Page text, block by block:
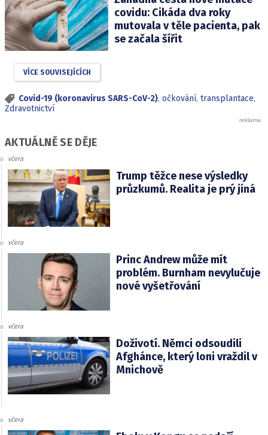
covidu: Cikáda dva roky
mutovala v těle pacienta, pak
se začala šířit
VÍCE SOUVISEJÍCÍCH
Covid-19 (koronavirus SARS-CoV-2), očkování, transplantace,
Zdravotnictví
AKTUÁLNĚ SE DĚJE
včera
Trump těžce nese výsledky
průzkumů. Realita je prý jiná
včera
Princ Andrew může mít
problém. Burnham nevylučuje
nové vyšetřování
včera
Doživotí. Němci odsoudili
Afghánce, který loni vraždil v
Mnichově
včera